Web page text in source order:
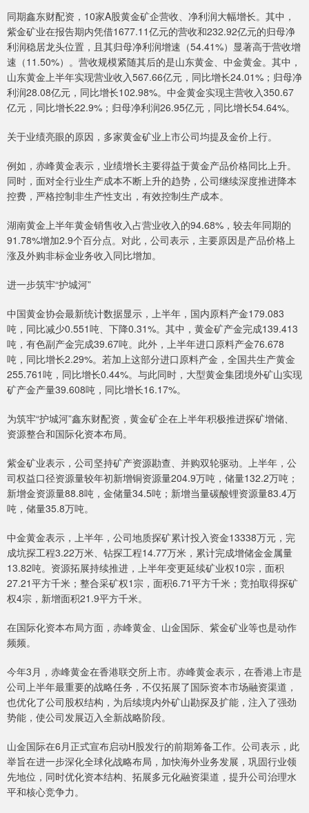
同期鑫东财配资，10家A股黄金矿企营收、净利润大幅增长。其中，
紫金矿业在报告期内凭借1677.11亿元的营收和232.92亿元的归母净
利润稳居龙头位置，且其归母净利润增速（54.41%）显著高于营收增
速（11.50%）。营收规模紧随其后的是山东黄金、中金黄金。其中，
山东黄金上半年实现营业收入567.66亿元，同比增长24.01%；归母净
利润28.08亿元，同比增长102.98%。中金黄金实现主营收入350.67
亿元，同比增长22.9%；归母净利润26.95亿元，同比增长54.64%。
关于业绩亮眼的原因，多家黄金矿业上市公司均提及金价上行。
例如，赤峰黄金表示，业绩增长主要得益于黄金产品价格同比上升。
同时，面对全行业生产成本不断上升的趋势，公司继续深度推进降本
控费，严格控制非生产性支出，有效控制生产成本。
湖南黄金上半年黄金销售收入占营业收入的94.68%，较去年同期的
91.78%增加2.9个百分点。对此，公司表示，主要原因是产品价格上
涨及外购非标金业务收入同比增加。
进一步筑牢“护城河”
中国黄金协会最新统计数据显示，上半年，国内原料产金179.083
吨，同比减少0.551吨、下降0.31%。其中，黄金矿产金完成139.413
吨，有色副产金完成39.67吨。此外，上半年进口原料产金76.678
吨，同比增长2.29%。若加上这部分进口原料产金，全国共生产黄金
255.761吨，同比增长0.44%。与此同时，大型黄金集团境外矿山实现
矿产金产量39.608吨，同比增长16.17%。
为筑牢“护城河”鑫东财配资，黄金矿企在上半年积极推进探矿增储、
资源整合和国际化资本布局。
紫金矿业表示，公司坚持矿产资源勘查、并购双轮驱动。上半年，公
司权益口径资源量较年初新增铜资源量204.9万吨，储量132.2万吨；
新增金资源量88.8吨，金储量34.5吨；新增当量碳酸锂资源量83.4万
吨，储量35.8万吨。
中金黄金表示，上半年，公司地质探矿累计投入资金13338万元，完
成坑探工程3.22万米、钻探工程14.77万米，累计完成增储金金属量
13.82吨。资源拓展持续推进，上半年变更延续矿业权10宗，面积
27.21平方千米；整合采矿权1宗，面积6.71平方千米；竞拍取得探矿
权4宗，新增面积21.9平方千米。
在国际化资本布局方面，赤峰黄金、山金国际、紫金矿业等也是动作
频频。
今年3月，赤峰黄金在香港联交所上市。赤峰黄金表示，在香港上市是
公司上半年最重要的战略任务，不仅拓展了国际资本市场融资渠道，
也优化了公司股权结构，为后续境内外矿山勘探及扩能，注入了强劲
势能，使公司发展迈入全新战略阶段。
山金国际在6月正式宣布启动H股发行的前期筹备工作。公司表示，此
举旨在进一步深化全球化战略布局，加快海外业务发展，巩固行业领
先地位，同时优化资本结构、拓展多元化融资渠道，提升公司治理水
平和核心竞争力。